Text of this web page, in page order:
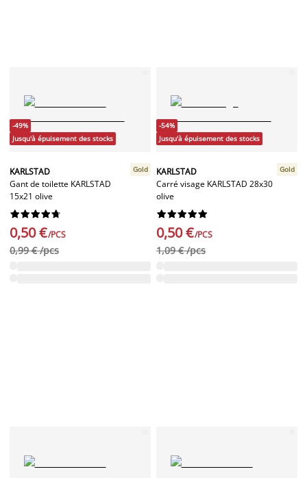
-49%
Jusqu'à épuisement des stocks
KARLSTAD
Gant de toilette KARLSTAD
15x21 olive
Gold






0,50 €/PCS
0,99 € /pcs
-54%
Jusqu'à épuisement des stocks
KARLSTAD
Carré visage KARLSTAD 28x30
olive
Gold






0,50 €/PCS
1,09 € /pcs